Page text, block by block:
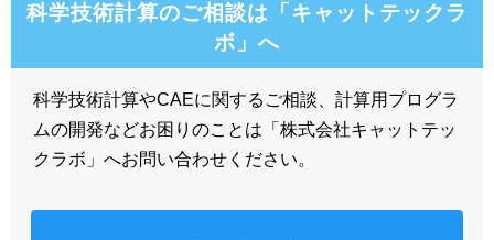
科学技術計算のご相談は「キャットテックラ
ボ」へ
科学技術計算やCAEに関するご相談、計算用プログラ
ムの開発などお困りのことは「株式会社キャットテッ
クラボ」へお問い合わせください。